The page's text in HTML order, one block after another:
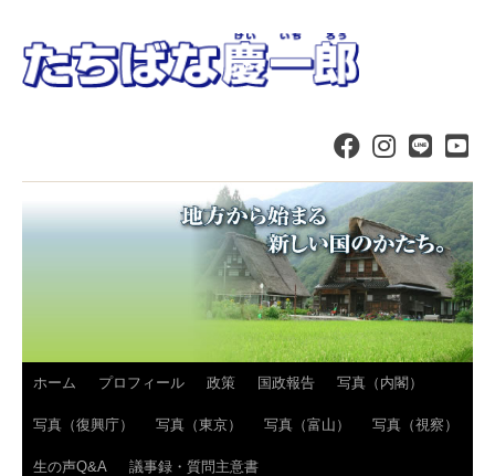
コ
ン
テ
ホーム プロフィール 政策 国政報告 写真（内閣）
写真（復興庁） 写真（東京） 写真（富山） 写真（視察）
生の声Q&A 議事録・質問主意書